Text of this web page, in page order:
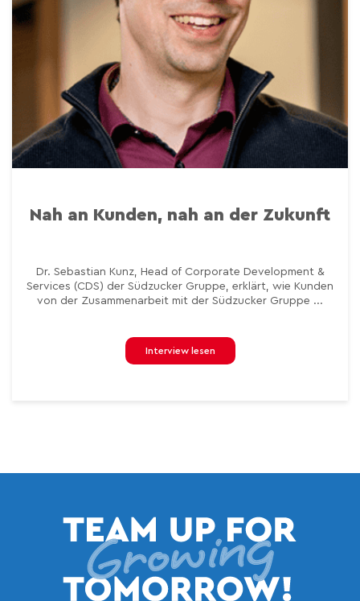
Nah an Kunden, nah an der Zukunft
Dr. Sebastian Kunz, Head of Corporate Development &
Services (CDS) der Südzucker Gruppe, erklärt, wie Kunden
von der Zusammenarbeit mit der Südzucker Gruppe ...
Interview lesen